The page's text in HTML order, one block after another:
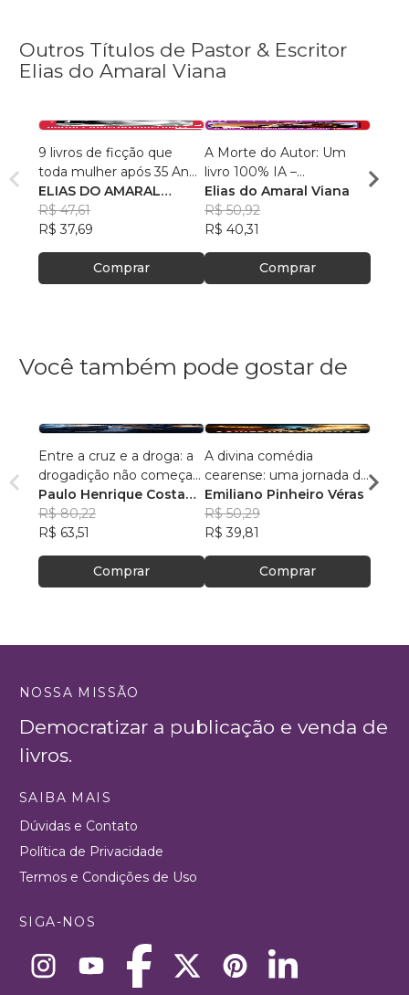
Outros Títulos de Pastor & Escritor
Elias do Amaral Viana
9 livros de ficção que
toda mulher após 35 Anos
mais leem
ELIAS DO AMARAL
VIANA
R$ 47,61
R$ 37,69
Comprar
A Morte do Autor: Um
livro 100% IA –
Inteligência Artificial
Elias do Amaral Viana
R$ 50,92
R$ 40,31
Comprar
Elias
Você também pode gostar de
Entre a cruz e a droga: a
drogadição não começa
na substância, mas na
fragilidade estrutural do
ego: a teoria da via
vascular simbólica e o
modelo Tertuliano de
reconstrução simbólica
Paulo Henrique Costa
Tertuliano dos Santos
R$ 80,22
R$ 63,51
Comprar
A divina comédia
cearense: uma jornada de
fé entre o purgatório da
recepção, o inferno da
UTI e o paraíso do milagre
Emiliano Pinheiro Véras
R$ 50,29
R$ 39,81
Comprar
Hélio
NOSSA MISSÃO
Democratizar a publicação e venda de
livros.
SAIBA MAIS
Dúvidas e Contato
Política de Privacidade
Termos e Condições de Uso
SIGA-NOS